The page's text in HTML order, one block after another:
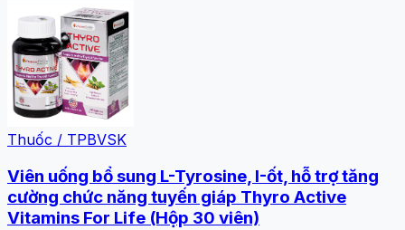
Thuốc / TPBVSK
Viên uống bổ sung L-Tyrosine, I-ốt, hỗ trợ tăng
cường chức năng tuyến giáp Thyro Active
Vitamins For Life (Hộp 30 viên)